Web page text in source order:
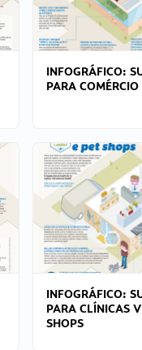
INFOGRÁFICO:
PARA COMÉRCIO
INFOGRÁFICO:
PARA CLÍNICAS
SHOPS